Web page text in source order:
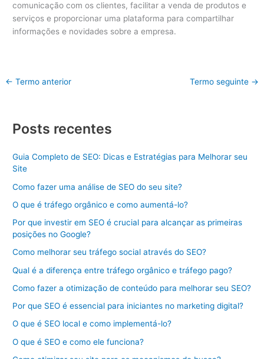
comunicação com os clientes, facilitar a venda de produtos e
serviços e proporcionar uma plataforma para compartilhar
informações e novidades sobre a empresa.
← Termo anterior Termo seguinte →
Posts recentes
Guia Completo de SEO: Dicas e Estratégias para Melhorar seu
Site
Como fazer uma análise de SEO do seu site?
O que é tráfego orgânico e como aumentá-lo?
Por que investir em SEO é crucial para alcançar as primeiras
posições no Google?
Como melhorar seu tráfego social através do SEO?
Qual é a diferença entre tráfego orgânico e tráfego pago?
Como fazer a otimização de conteúdo para melhorar seu SEO?
Por que SEO é essencial para iniciantes no marketing digital?
O que é SEO local e como implementá-lo?
O que é SEO e como ele funciona?